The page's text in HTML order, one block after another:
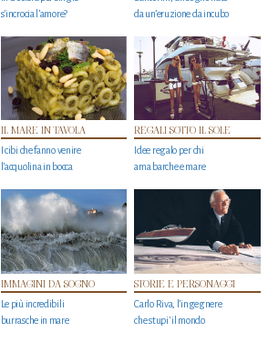
s'incrocia l’amore?
da un’eruzione da incubo
IL MARE IN TAVOLA
I cibi che fanno venire
l’acquolina in bocca
REGALI SOTTO IL SOLE
Idee regalo per chi
ama barche e mare
IMMAGINI DA SOGNO
Le più incredibili
burrasche in mare
STORIE E PERSONAGGI
Carlo Riva, l’ingegnere
che stupi' il mondo